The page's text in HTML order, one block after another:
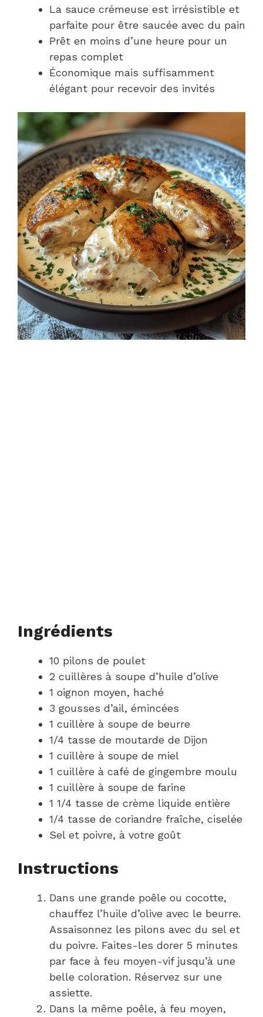
La sauce crémeuse est irrésistible et
parfaite pour être saucée avec du pain
Prêt en moins d’une heure pour un
repas complet
Économique mais suffisamment
élégant pour recevoir des invités
Ingrédients
10 pilons de poulet
2 cuillères à soupe d’huile d’olive
1 oignon moyen, haché
3 gousses d’ail, émincées
1 cuillère à soupe de beurre
1/4 tasse de moutarde de Dijon
1 cuillère à soupe de miel
1 cuillère à café de gingembre moulu
1 cuillère à soupe de farine
1 1/4 tasse de crème liquide entière
1/4 tasse de coriandre fraîche, ciselée
Sel et poivre, à votre goût
Instructions
Dans une grande poêle ou cocotte,
chauffez l’huile d’olive avec le beurre.
Assaisonnez les pilons avec du sel et
du poivre. Faites-les dorer 5 minutes
par face à feu moyen-vif jusqu’à une
belle coloration. Réservez sur une
assiette.
Dans la même poêle, à feu moyen,